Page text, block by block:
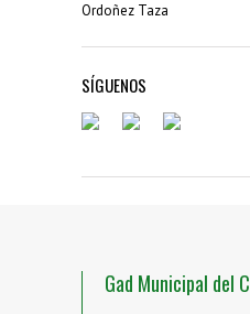
Ordoñez Taza
SÍGUENOS
Gad Municipal del